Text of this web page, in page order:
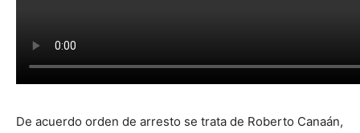
De acuerdo orden de arresto se trata de Roberto Canaán,